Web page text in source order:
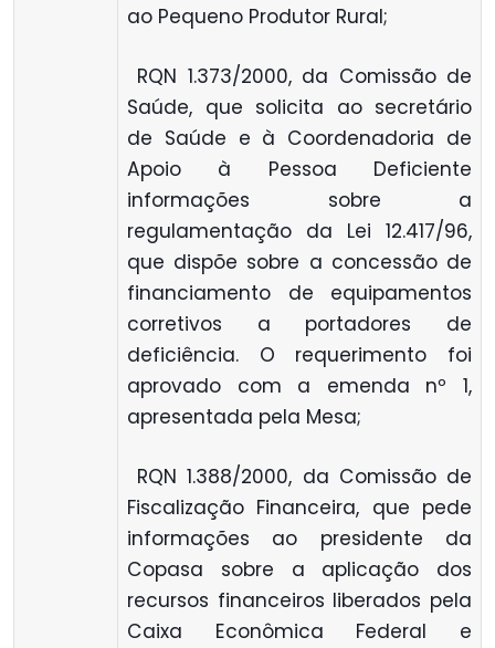
ao Pequeno Produtor Rural;
 RQN 1.373/2000, da Comissão de
Saúde, que solicita ao secretário
de Saúde e à Coordenadoria de
Apoio à Pessoa Deficiente
informações sobre a
regulamentação da Lei 12.417/96,
que dispõe sobre a concessão de
financiamento de equipamentos
corretivos a portadores de
deficiência. O requerimento foi
aprovado com a emenda nº 1,
apresentada pela Mesa;
 RQN 1.388/2000, da Comissão de
Fiscalização Financeira, que pede
informações ao presidente da
Copasa sobre a aplicação dos
recursos financeiros liberados pela
Caixa Econômica Federal e